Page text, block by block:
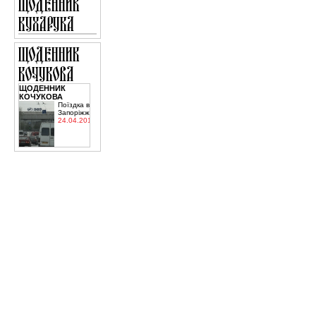
ЩОДЕННИК
КОЧУКОВА
Поїздка в
Запоріжжя
24.04.2015